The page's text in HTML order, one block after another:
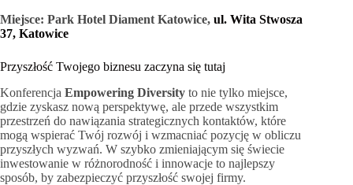
Miejsce: Park Hotel Diament Katowice, ul. Wita Stwosza
37, Katowice
Przyszłość Twojego biznesu zaczyna się tutaj
Konferencja Empowering Diversity to nie tylko miejsce,
gdzie zyskasz nową perspektywę, ale przede wszystkim
przestrzeń do nawiązania strategicznych kontaktów, które
mogą wspierać Twój rozwój i wzmacniać pozycję w obliczu
przyszłych wyzwań. W szybko zmieniającym się świecie
inwestowanie w różnorodność i innowacje to najlepszy
sposób, by zabezpieczyć przyszłość swojej firmy.